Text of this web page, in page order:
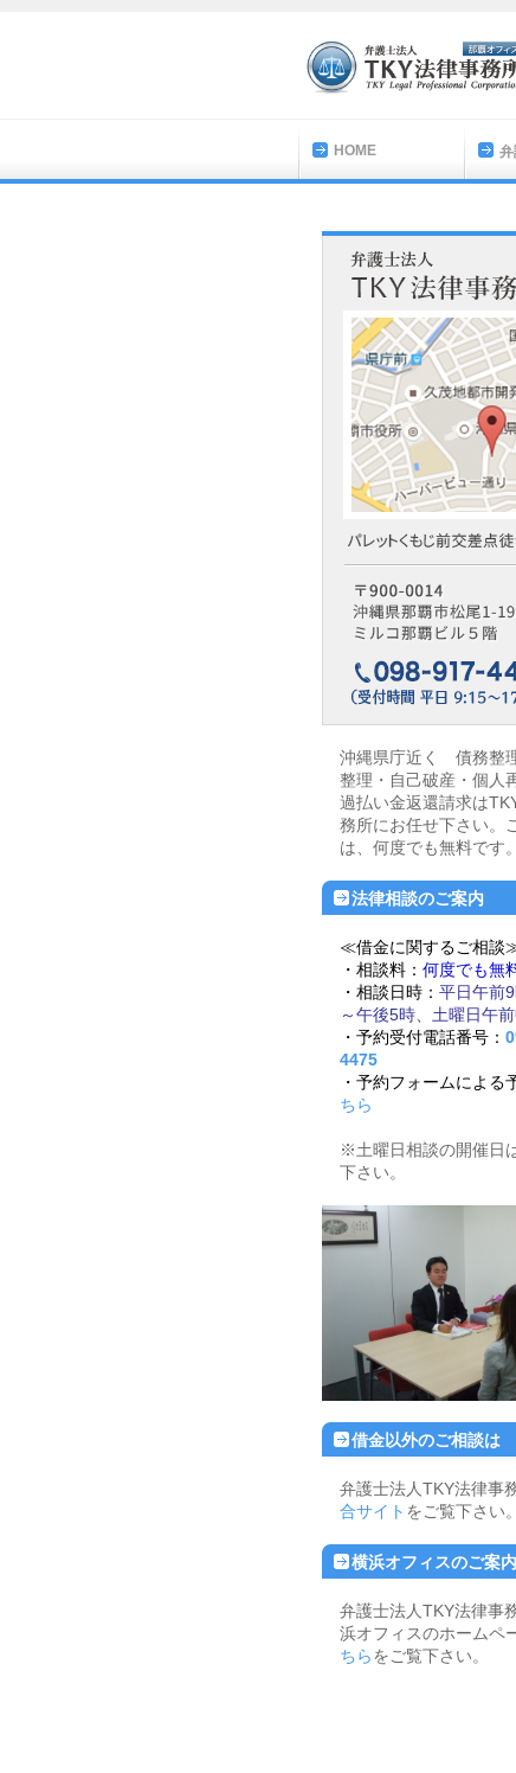
HOME
沖縄県庁近く 債務整
整理・自己破産・個人
過払い金返還請求は
務所にお任せ下さい。
は、何度でも無料です。
法律相談のご案内
≪借金に関するご相談
・相談料： 何度でも無
・相談日時： 平日午前
～午後5時、土曜日午
・予約受付電話番号：
4475
・予約フォームによる
ちら
※土曜日相談の開催日
下さい。
借金以外のご相談は
弁護士法人TKY法律事
合サイト をご覧下さい。
横浜オフィスのご案内
弁護士法人TKY法律
浜オフィスのホームペ
ちらをご覧下さい。